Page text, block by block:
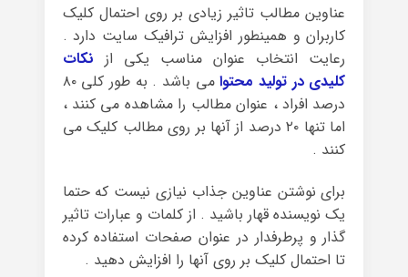
عناوین مطالب تاثیر زیادی بر روی احتمال کلیک
کاربران و همینطور افزایش ترافیک سایت دارد .
رعایت انتخاب عنوان مناسب یکی از نکات
کلیدی در تولید محتوا
می باشد . به طور کلی ۸۰
درصد افراد ، عنوان مطالب را مشاهده می کنند ،
اما تنها ۲۰ درصد از آنها بر روی مطالب کلیک می
کنند .
برای نوشتن عناوین جذاب نیازی نیست که حتما
یک نویسنده قهار باشید . از کلمات و عبارات تاثیر
گذار و پرطرفدار در عنوان صفحات استفاده کرده
تا احتمال کلیک بر روی آنها را افزایش دهید .